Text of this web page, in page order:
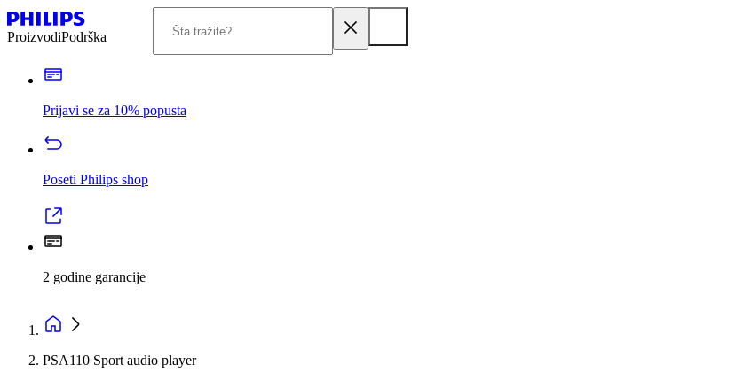
ProizvodiPodrška
Prijavi se za 10% popusta
Poseti Philips shop
2 godine garancije
PSA110 Sport audio player